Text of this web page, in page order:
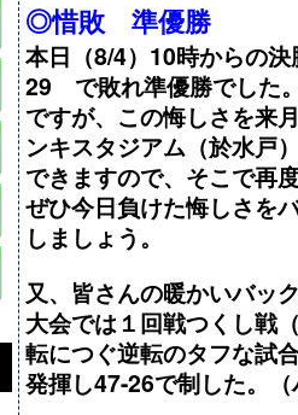
◎惜敗 準優勝
本日（8/4）10時から
29 で敗れ準優勝でした
ですが、この悔しさを来
ンキスタジアム（於水戸
できますので、そこで再
ぜひ今日負けた悔しさを
しましょう。
又、皆さんの暖かいバッ
大会では１回戦つくし戦
転につぐ逆転のタフな試
発揮し47-26で制した